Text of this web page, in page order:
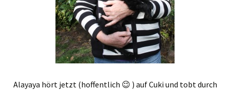
Alayaya hört jetzt (hoffentlich 😉 ) auf Cuki und tobt durch